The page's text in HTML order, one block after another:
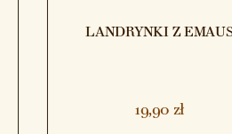
LANDRYNKI Z
19,90 zł